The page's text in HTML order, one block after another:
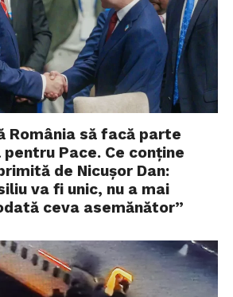
România să facă parte
pentru Pace. Ce conține
de Nicușor Dan:
va fi unic, nu a mai
ceva asemănător”